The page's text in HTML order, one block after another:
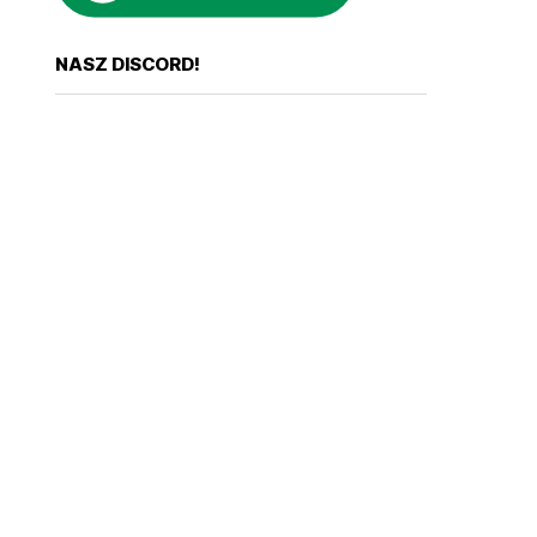
NASZ DISCORD!